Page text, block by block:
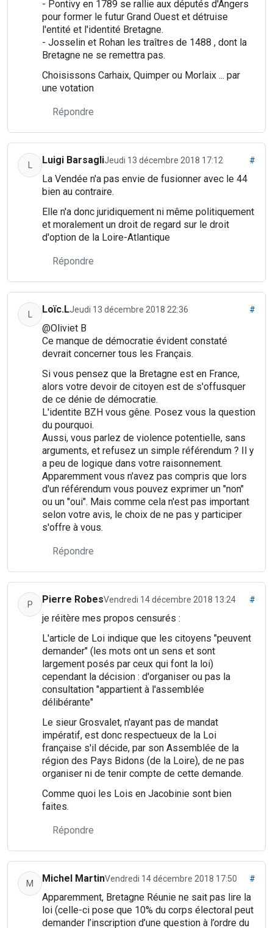
- Pontivy en 1789 se rallie aux députés d'Angers
pour former le futur Grand Ouest et détruise
l'entité et l'identité Bretagne.
- Josselin et Rohan les traîtres de 1488 , dont la
Bretagne ne se remettra pas.
Choisissons Carhaix, Quimper ou Morlaix ... par
une votation
Répondre
L Luigi BarsagliJeudi 13 décembre 2018 17:12 #
La Vendée n'a pas envie de fusionner avec le 44
bien au contraire.
Elle n'a donc juridiquement ni même politiquement
et moralement un droit de regard sur le droit
d'option de la Loire-Atlantique
Répondre
L Loïc.LJeudi 13 décembre 2018 22:36 #
@Oliviet B
Ce manque de démocratie évident constaté
devrait concerner tous les Français.
Si vous pensez que la Bretagne est en France,
alors votre devoir de citoyen est de s'offusquer
de ce dénie de démocratie.
L'identite BZH vous gêne. Posez vous la question
du pourquoi.
Aussi, vous parlez de violence potentielle, sans
arguments, et refusez un simple référendum ? Il y
a peu de logique dans votre raisonnement.
Apparemment vous n'avez pas compris que lors
d'un référendum vous pouvez exprimer un "non"
ou un "oui". Mais comme cela n'est pas important
selon votre avis, le choix de ne pas y participer
s'offre à vous.
Répondre
P Pierre RobesVendredi 14 décembre 2018 13:24 #
je réitère mes propos censurés :
L'article de Loi indique que les citoyens "peuvent
demander" (les mots ont un sens et sont
largement posés par ceux qui font la loi)
cependant la décision : d'organiser ou pas la
consultation "appartient à l'assemblée
délibérante"
Le sieur Grosvalet, n'ayant pas de mandat
impératif, est donc respectueux de la Loi
française s'il décide, par son Assemblée de la
région des Pays Bidons (de la Loire), de ne pas
organiser ni de tenir compte de cette demande.
Comme quoi les Lois en Jacobinie sont bien
faites.
Répondre
M Michel MartinVendredi 14 décembre 2018 17:50 #
Apparemment, Bretagne Réunie ne sait pas lire la
loi (celle-ci pose que 10% du corps électoral peut
demander l’inscription d’une question à l’ordre du